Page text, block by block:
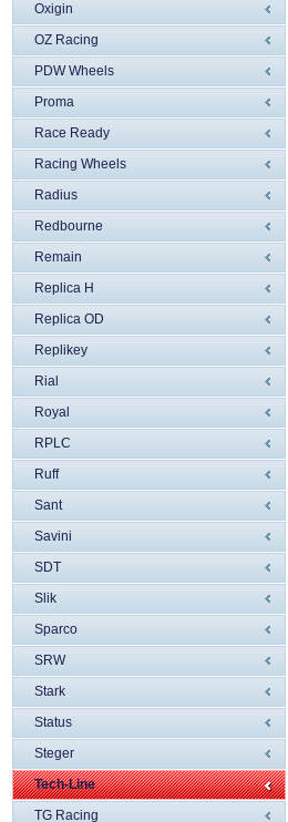
Oxigin
OZ Racing
PDW Wheels
Proma
Race Ready
Racing Wheels
Radius
Redbourne
Remain
Replica H
Replica OD
Replikey
Rial
Royal
RPLC
Ruff
Sant
Savini
SDT
Slik
Sparco
SRW
Stark
Status
Steger
Tech-Line
TG Racing